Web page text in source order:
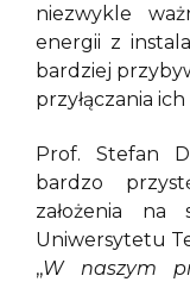
niezwykle
energii z
bardziej
przyłączania
Prof. Stefan
bardzo
założenia na
Uniwersytetu
,,W naszym